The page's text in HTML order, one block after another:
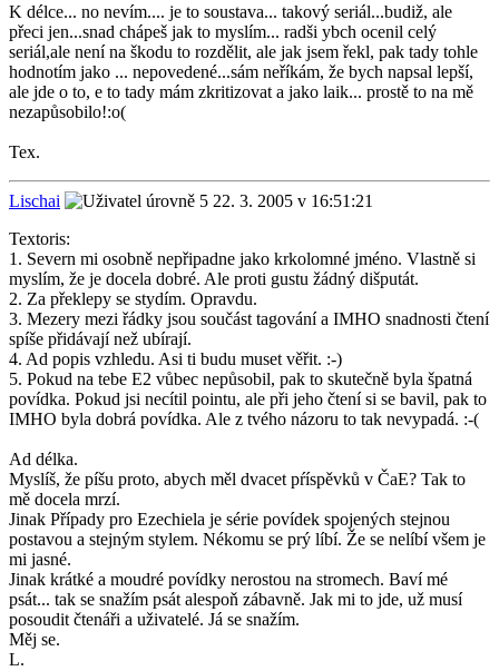
K délce... no nevím.... je to soustava... takový seriál...budiž, ale
přeci jen...snad chápeš jak to myslím... radši ybch ocenil celý
seriál,ale není na škodu to rozdělit, ale jak jsem řekl, pak tady tohle
hodnotím jako ... nepovedené...sám neříkám, že bych napsal lepší,
ale jde o to, e to tady mám zkritizovat a jako laik... prostě to na mě
nezapůsobilo!:o(
Tex.
Lischai
22. 3. 2005 v 16:51:21
Textoris:
1. Severn mi osobně nepřipadne jako krkolomné jméno. Vlastně si
myslím, že je docela dobré. Ale proti gustu žádný dišputát.
2. Za překlepy se stydím. Opravdu.
3. Mezery mezi řádky jsou součást tagování a IMHO snadnosti čtení
spíše přidávají než ubírají.
4. Ad popis vzhledu. Asi ti budu muset věřit. :-)
5. Pokud na tebe E2 vůbec nepůsobil, pak to skutečně byla špatná
povídka. Pokud jsi necítil pointu, ale při jeho čtení si se bavil, pak to
IMHO byla dobrá povídka. Ale z tvého názoru to tak nevypadá. :-(
Ad délka.
Myslíš, že píšu proto, abych měl dvacet pŕíspěvků v ČaE? Tak to
mě docela mrzí.
Jinak Případy pro Ezechiela je série povídek spojených stejnou
postavou a stejným stylem. Nékomu se prý líbí. Že se nelíbí všem je
mi jasné.
Jinak krátké a moudré povídky nerostou na stromech. Baví mé
psát... tak se snažím psát alespoň zábavně. Jak mi to jde, už musí
posoudit čtenáři a uživatelé. Já se snažím.
Měj se.
L.